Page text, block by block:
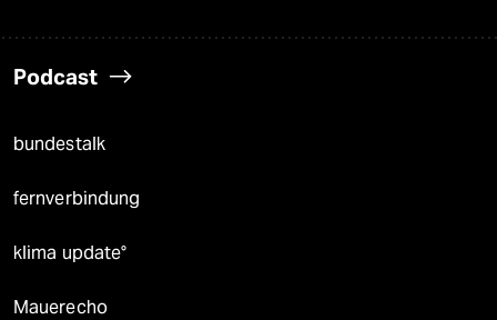
Podcast
bundestalk
fernverbindung
klima update°
Mauerecho